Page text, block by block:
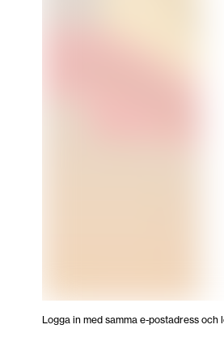
Logga in med samma e-postadress